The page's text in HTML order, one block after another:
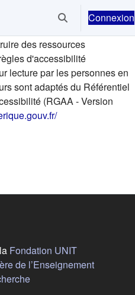
Activer/Connexion
des ressources
d'accessibilité
lecture par les personnes en
sont adaptés du Référentiel
(RGAA - Version
(s'ouvre dans un
Fondation UNIT(s'ouvre
de l’Enseignement
(s'ouvre dans un nouvel